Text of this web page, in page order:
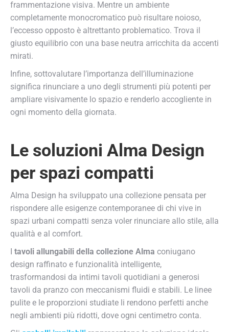
frammentazione visiva. Mentre un ambiente
completamente monocromatico può risultare noioso,
l’eccesso opposto è altrettanto problematico. Trova il
giusto equilibrio con una base neutra arricchita da accenti
mirati.
Infine, sottovalutare l’importanza dell’illuminazione
significa rinunciare a uno degli strumenti più potenti per
ampliare visivamente lo spazio e renderlo accogliente in
ogni momento della giornata.
Le soluzioni Alma Design
per spazi compatti
Alma Design ha sviluppato una collezione pensata per
rispondere alle esigenze contemporanee di chi vive in
spazi urbani compatti senza voler rinunciare allo stile, alla
qualità e al comfort.
I tavoli allungabili della collezione Alma coniugano
design raffinato e funzionalità intelligente,
trasformandosi da intimi tavoli quotidiani a generosi
tavoli da pranzo con meccanismi fluidi e stabili. Le linee
pulite e le proporzioni studiate li rendono perfetti anche
negli ambienti più ridotti, dove ogni centimetro conta.